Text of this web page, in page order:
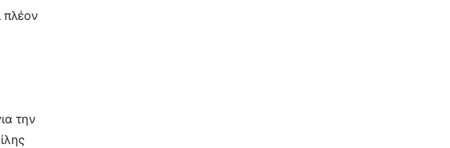
πλέον
την